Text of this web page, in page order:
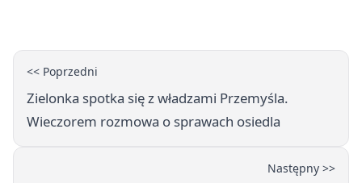
<< Poprzedni
Zielonka spotka się z władzami Przemyśla.
Wieczorem rozmowa o sprawach osiedla
Następny >>